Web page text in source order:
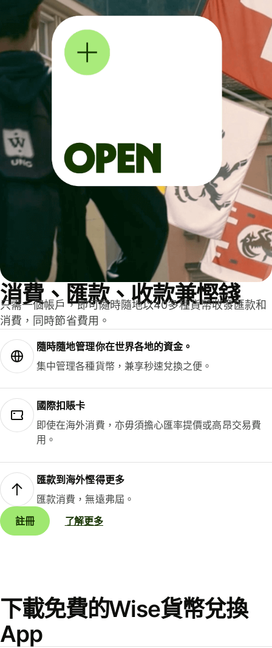
消費、匯款、收款兼慳錢
只需一個帳戶，即可隨時隨地以40多種貨幣收發匯款和
消費，同時節省費用。
隨時隨地管理你在世界各地的資金。
集中管理各種貨幣，兼享秒速兌換之便。
國際扣賬卡
即使在海外消費，亦毋須擔心匯率提價或高昂交易費
用。
匯款到海外慳得更多
匯款消費，無遠弗屆。
註冊
了解更多
下載免費的Wise貨幣兌換
App